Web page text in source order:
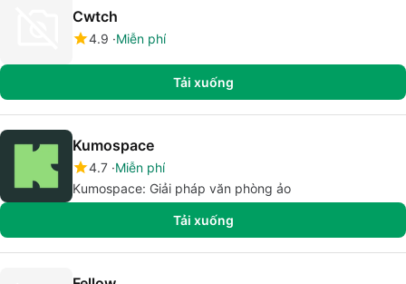
Cwtch
4.9 Miễn phí
Tải xuống
Kumospace
4.7 Miễn phí
Kumospace: Giải pháp văn phòng ảo
Tải xuống